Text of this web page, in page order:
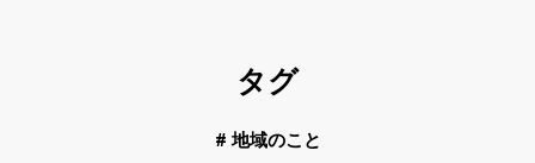
タグ
# 地域のこと